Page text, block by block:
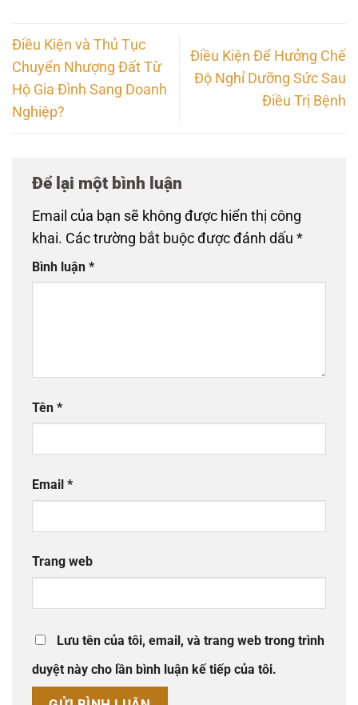
Điều Kiện và Thủ Tục
Chuyển Nhượng Đất Từ
Hộ Gia Đình Sang Doanh
Nghiệp?
Điều Kiện Để Hưởng Chế
Độ Nghỉ Dưỡng Sức Sau
Điều Trị Bệnh
Để lại một bình luận
Email của bạn sẽ không được hiển thị công
khai. Các trường bắt buộc được đánh dấu *
Bình luận *
Tên *
Email *
Trang web
Lưu tên của tôi, email, và trang web trong trình
duyệt này cho lần bình luận kế tiếp của tôi.